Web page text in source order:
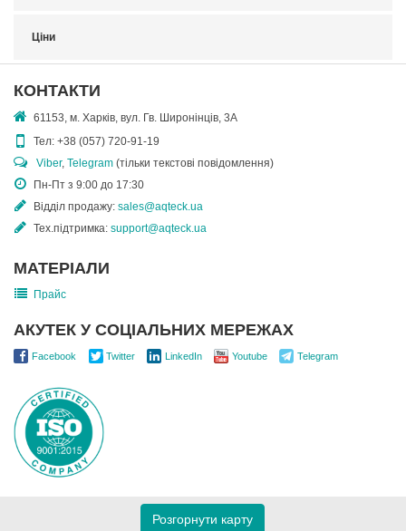
Ціни
КОНТАКТИ
61153, м. Харків, вул. Гв. Широнінців, 3А
Тел: +38 (057) 720-91-19
Viber, Telegram (тільки текстові повідомлення)
Пн-Пт з 9:00 до 17:30
Відділ продажу: sales@aqteck.ua
Тех.підтримка: support@aqteck.ua
МАТЕРІАЛИ
Прайс
АКУТЕК У СОЦІАЛЬНИХ МЕРЕЖАХ
Facebook Twitter LinkedIn Youtube Telegram
Розгорнути карту